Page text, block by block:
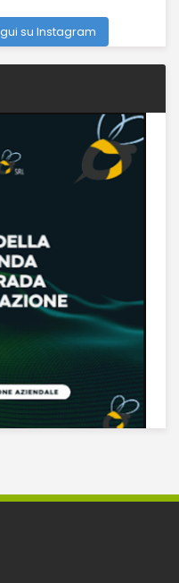
su Instagram